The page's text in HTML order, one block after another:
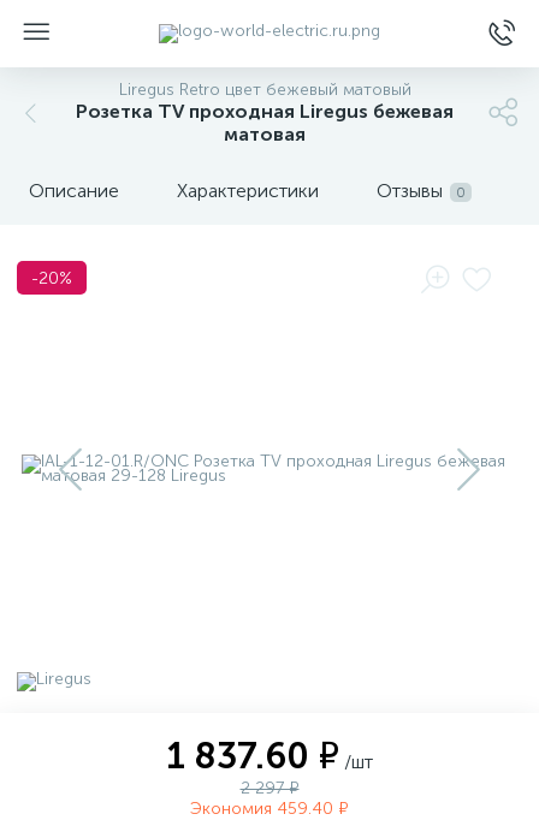
Liregus Retro цвет бежевый матовый
Розетка TV проходная Liregus бежевая
матовая
Описание Характеристики Отзывы 0
-20%
1 837.60 ₽ /шт
2 297 ₽
Экономия 459.40 ₽